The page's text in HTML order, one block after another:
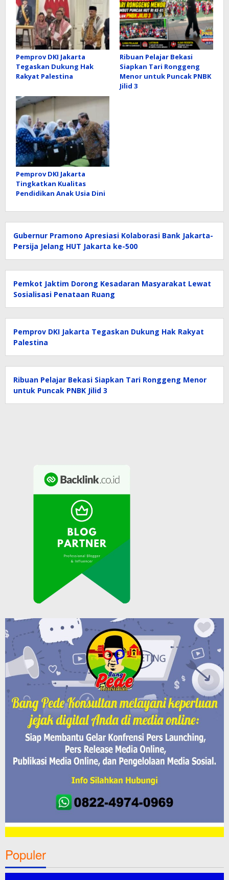
Pemprov DKI Jakarta
Tegaskan Dukung Hak
Rakyat Palestina
Ribuan Pelajar Bekasi
Siapkan Tari Ronggeng
Menor untuk Puncak PNBK
Jilid 3
Pemprov DKI Jakarta
Tingkatkan Kualitas
Pendidikan Anak Usia Dini
Gubernur Pramono Apresiasi Kolaborasi Bank Jakarta-
Persija Jelang HUT Jakarta ke-500
Pemkot Jaktim Dorong Kesadaran Masyarakat Lewat
Sosialisasi Penataan Ruang
Pemprov DKI Jakarta Tegaskan Dukung Hak Rakyat
Palestina
Ribuan Pelajar Bekasi Siapkan Tari Ronggeng Menor
untuk Puncak PNBK Jilid 3
Populer